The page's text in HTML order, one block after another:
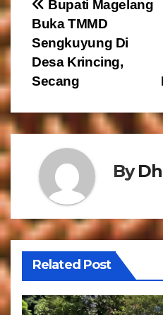
N
a
v
g
a
s
i
p
o
s
Bupati Magelang
Buka TMMD
Sengkuyung Di
Desa Krincing,
Secang
By
Related Post